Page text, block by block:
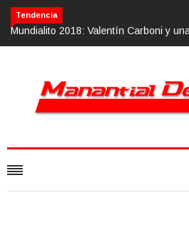
Tendencia
Calvario Race 2018, 10 de noviembre